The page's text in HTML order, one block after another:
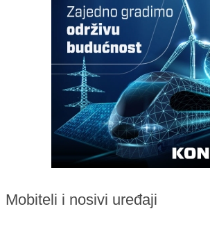
Mobiteli i nosivi uređaji